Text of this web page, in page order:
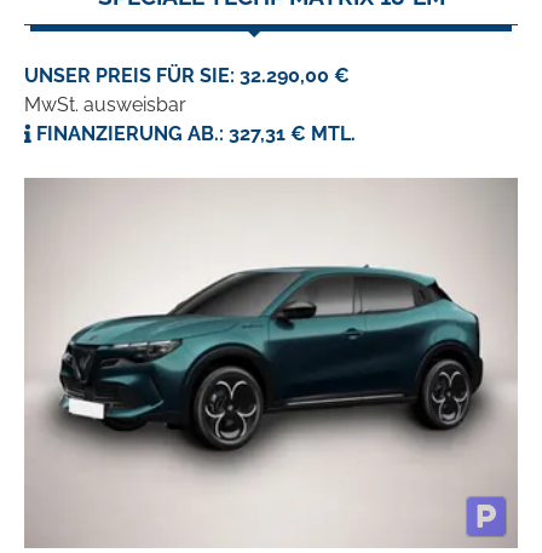
UNSER PREIS FÜR SIE: 32.290,00 €
MwSt. ausweisbar
FINANZIERUNG AB.: 327,31 € MTL.